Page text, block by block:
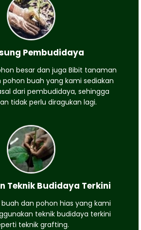
Pembudidaya
besar dan juga Bibit tanaman
pohon buah yang kami sediakan
dari pembudidaya, sehingga
tidak perlu diragukan lagi.
Teknik Budidaya Terkini
dan pohon hias yang kami
teknik budidaya terkini
teknik grafting.